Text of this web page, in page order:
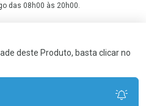
deste Produto, basta clicar no
das 08h00 às 20h00.